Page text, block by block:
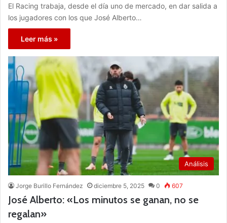
El Racing trabaja, desde el día uno de mercado, en dar salida a
los jugadores con los que José Alberto…
Leer más »
Análisis
Jorge Burillo Fernández diciembre 5, 2025 0 607
José Alberto: «Los minutos se ganan, no se
regalan»